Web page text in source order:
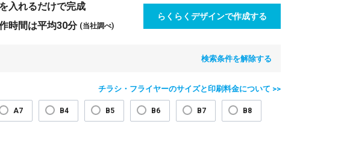
入れるだけで完成
時間は平均30分 (当社調べ)
らくらくデザインで作成する
検索条件を解除する
チラシ・フライヤーのサイズと印刷料金について >>
A7 B4 B5 B6 B7 B8